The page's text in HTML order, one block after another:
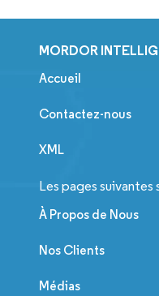
MORDOR
Accueil
Contactez-nous
XML
Les pages
À Propos de Nous
Nos Clients
Médias